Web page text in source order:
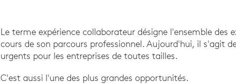
Le terme expérience collaborateur désigne l'ensemble des
cours de son parcours professionnel. Aujourd'hui, il s'agit
urgents pour les entreprises de toutes tailles.
C'est aussi l'une des plus grandes opportunités.